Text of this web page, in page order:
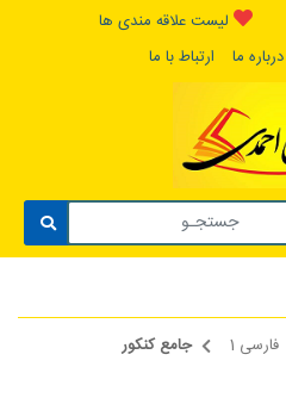
لیست علاقه مندی ها
درباره ما ارتباط با ما
فارسی 1 جامع کنکور